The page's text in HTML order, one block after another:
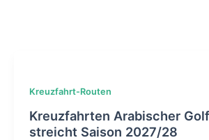
Kreuzfahrt-Routen
Kreuzfahrten Arabischer
streicht Saison 2027/28